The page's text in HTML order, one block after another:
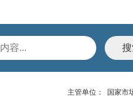
主管单位：
国家市